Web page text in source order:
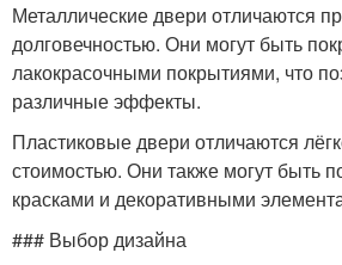
Металлические двери отличаются
долговечностью. Они могут быть
лакокрасочными покрытиями, что
различные эффекты.
Пластиковые двери отличаются
стоимостью. Они также могут быть
красками и декоративными
### Выбор дизайна